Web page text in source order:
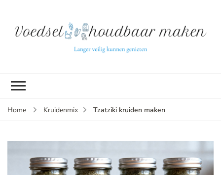
Home Kruidenmix Tzatziki kruiden maken